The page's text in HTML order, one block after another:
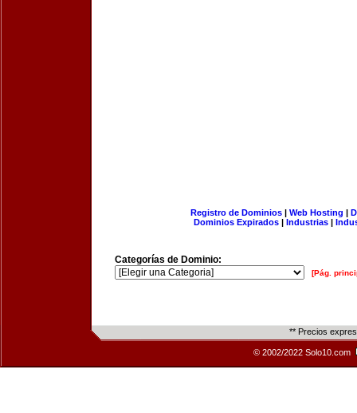
Registro de Dominios| Web Hosting |
Dominios Expirados | Industrias |
Categorías de Dominio:
[Pág.
** Precios
© 2002/2022 Solo10.com